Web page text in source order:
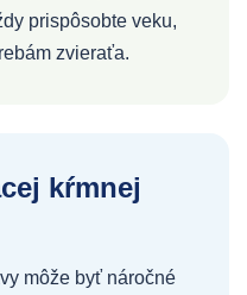
prispôsobte veku,
zvieraťa.
kŕmnej
môže byť náročné